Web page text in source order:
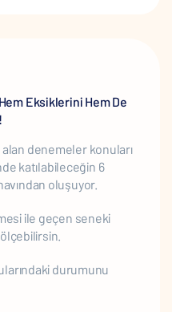
Eksiklerini Hem De
denemeler konuları
katılabileceğin 6
oluşuyor.
ile geçen seneki
ölçebilirsin.
durumunu